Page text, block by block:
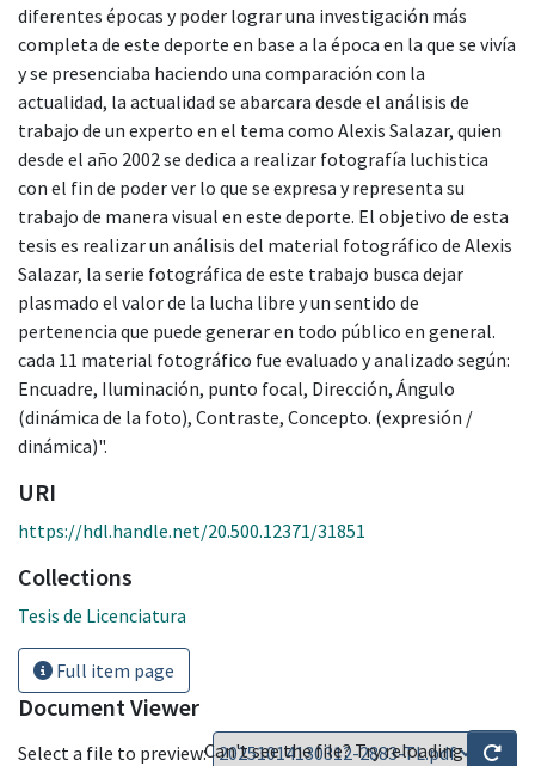
diferentes épocas y poder lograr una investigación más
completa de este deporte en base a la época en la que se vivía
y se presenciaba haciendo una comparación con la
actualidad, la actualidad se abarcara desde el análisis de
trabajo de un experto en el tema como Alexis Salazar, quien
desde el año 2002 se dedica a realizar fotografía luchistica
con el fin de poder ver lo que se expresa y representa su
trabajo de manera visual en este deporte. El objetivo de esta
tesis es realizar un análisis del material fotográfico de Alexis
Salazar, la serie fotográfica de este trabajo busca dejar
plasmado el valor de la lucha libre y un sentido de
pertenencia que puede generar en todo público en general.
cada 11 material fotográfico fue evaluado y analizado según:
Encuadre, Iluminación, punto focal, Dirección, Ángulo
(dinámica de la foto), Contraste, Concepto. (expresión /
dinámica)".
URI
https://hdl.handle.net/20.500.12371/31851
Collections
Tesis de Licenciatura
Full item page
Document Viewer
Select a file to preview:Can't see the file? Try reloading